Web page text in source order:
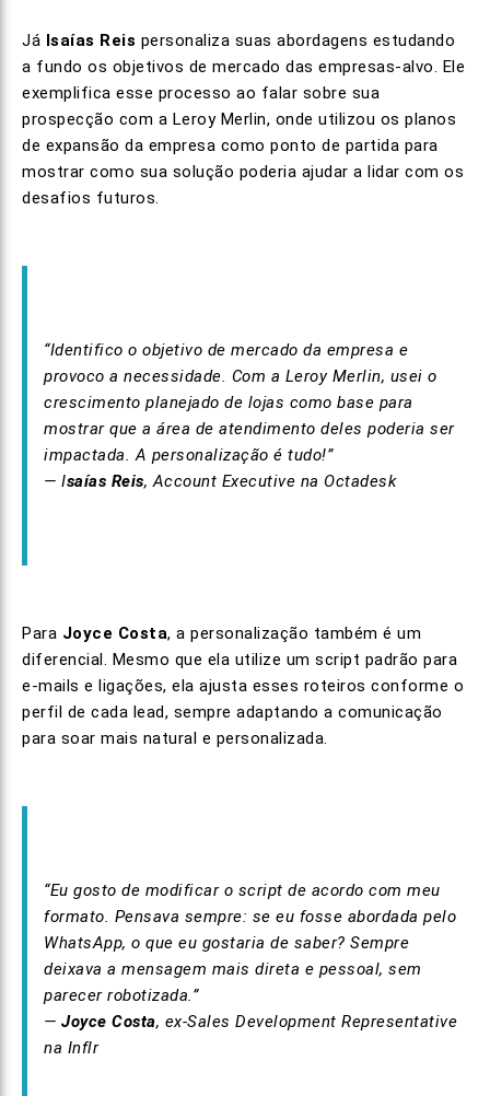
Já Isaías Reis personaliza suas abordagens estudando
a fundo os objetivos de mercado das empresas-alvo. Ele
exemplifica esse processo ao falar sobre sua
prospecção com a Leroy Merlin, onde utilizou os planos
de expansão da empresa como ponto de partida para
mostrar como sua solução poderia ajudar a lidar com os
desafios futuros.
“Identifico o objetivo de mercado da empresa e
provoco a necessidade. Com a Leroy Merlin, usei o
crescimento planejado de lojas como base para
mostrar que a área de atendimento deles poderia ser
impactada. A personalização é tudo!”
— Isaías Reis, Account Executive na Octadesk
Para Joyce Costa, a personalização também é um
diferencial. Mesmo que ela utilize um script padrão para
e-mails e ligações, ela ajusta esses roteiros conforme o
perfil de cada lead, sempre adaptando a comunicação
para soar mais natural e personalizada.
“Eu gosto de modificar o script de acordo com meu
formato. Pensava sempre: se eu fosse abordada pelo
WhatsApp, o que eu gostaria de saber? Sempre
deixava a mensagem mais direta e pessoal, sem
parecer robotizada.”
— Joyce Costa, ex-Sales Development Representative
na Inflr